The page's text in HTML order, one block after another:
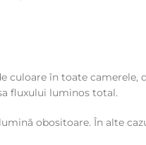
culoare în toate camerele,
fluxului luminos total.
obositoare. În alte